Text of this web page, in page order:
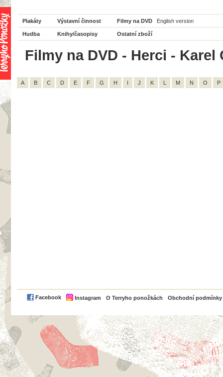
Plakáty Výstavní činnost Filmy na DVD English version
Hudba Knihy/časopisy Ostatní zboží
Filmy na DVD - Herci -
A B C D E F G H I J K L M N O P
Facebook Instagram O Terryho ponožkách Obchodní podmínky
PayPal